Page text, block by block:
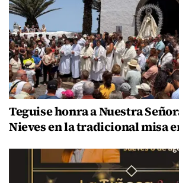
Teguise honra a Nuestra
Nieves en la tradicional misa